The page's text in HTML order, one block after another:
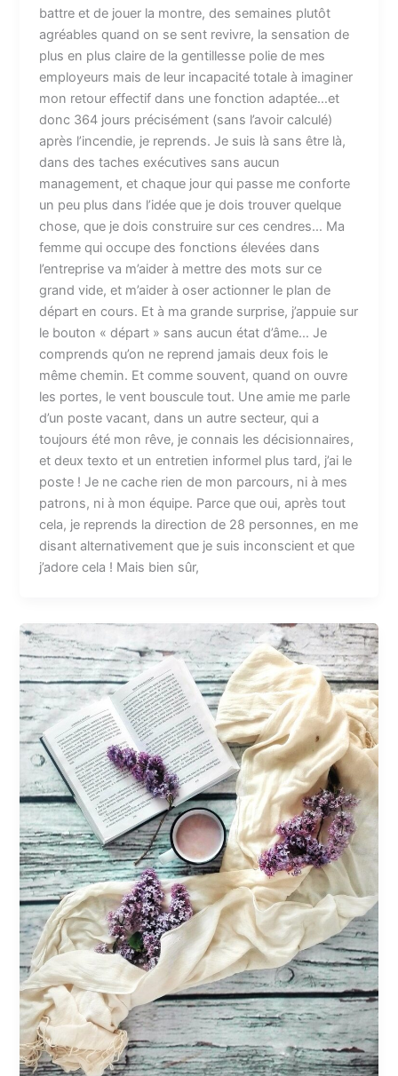
battre et de jouer la montre, des semaines plutôt
agréables quand on se sent revivre, la sensation de
plus en plus claire de la gentillesse polie de mes
employeurs mais de leur incapacité totale à imaginer
mon retour effectif dans une fonction adaptée…et
donc 364 jours précisément (sans l’avoir calculé)
après l’incendie, je reprends. Je suis là sans être là,
dans des taches exécutives sans aucun
management, et chaque jour qui passe me conforte
un peu plus dans l’idée que je dois trouver quelque
chose, que je dois construire sur ces cendres… Ma
femme qui occupe des fonctions élevées dans
l’entreprise va m’aider à mettre des mots sur ce
grand vide, et m’aider à oser actionner le plan de
départ en cours. Et à ma grande surprise, j’appuie sur
le bouton « départ » sans aucun état d’âme… Je
comprends qu’on ne reprend jamais deux fois le
même chemin. Et comme souvent, quand on ouvre
les portes, le vent bouscule tout. Une amie me parle
d’un poste vacant, dans un autre secteur, qui a
toujours été mon rêve, je connais les décisionnaires,
et deux texto et un entretien informel plus tard, j’ai le
poste ! Je ne cache rien de mon parcours, ni à mes
patrons, ni à mon équipe. Parce que oui, après tout
cela, je reprends la direction de 28 personnes, en me
disant alternativement que je suis inconscient et que
j’adore cela ! Mais bien sûr,